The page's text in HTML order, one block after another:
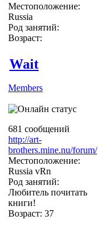
Местоположение:
Russia
Род занятий:
Возраст:
Wait
Members
681 сообщений
http://art-
brothers.mine.nu/forum/
Местоположение:
Russia vRn
Род занятий:
Любитель почитать
книги!
Возраст: 37